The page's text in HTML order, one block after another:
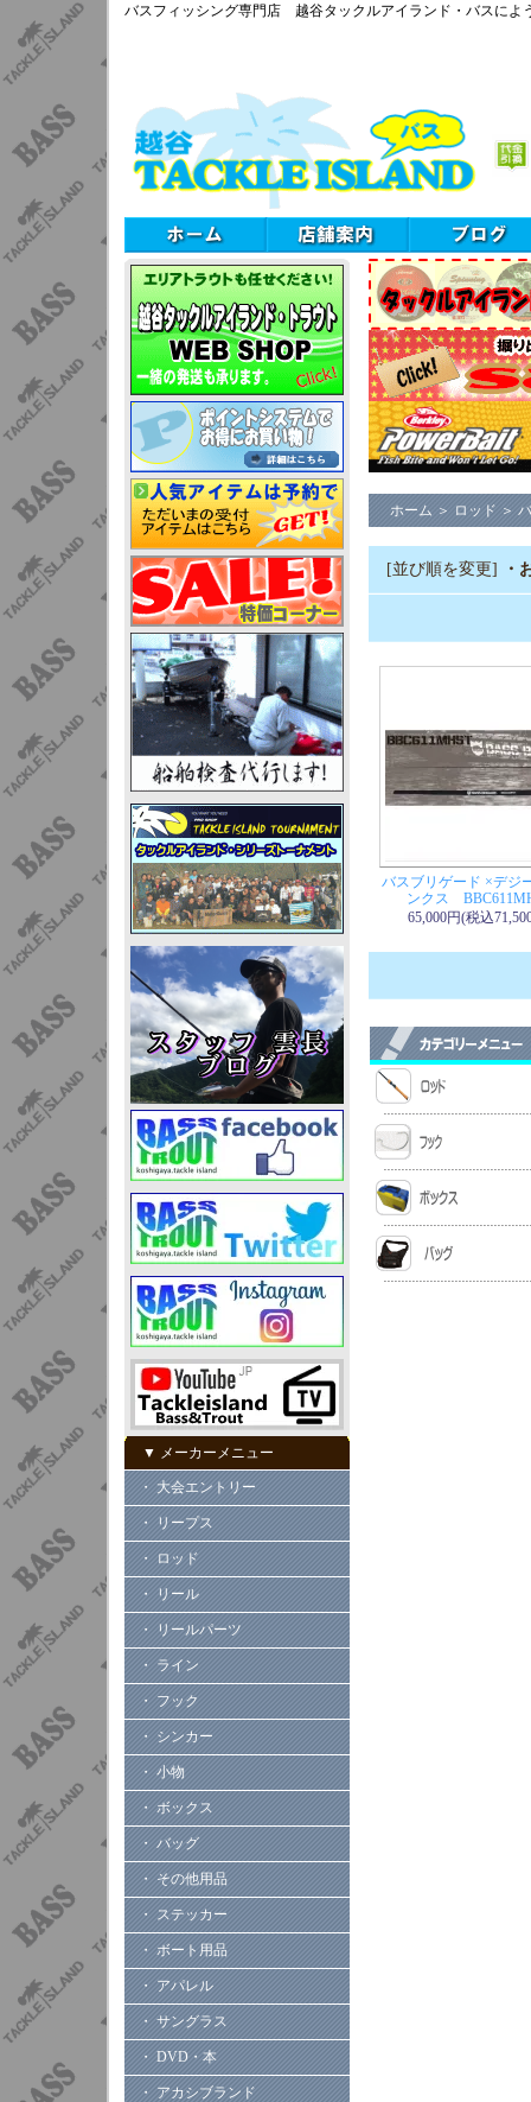
バスフィッシング専門店 越谷タックルアイランド・バスによ
▼ メーカーメニュー
・ 大会エントリー
・ リープス
・ ロッド
・ リール
・ リールパーツ
・ ライン
・ フック
・ シンカー
・ 小物
・ ボックス
・ バッグ
・ その他用品
・ ステッカー
・ ボート用品
・ アパレル
・ サングラス
・ DVD・本
・ アカシブランド
ホーム ＞ ロッド ＞
[並び順を変更] ・
バスブリゲード ×デジ
ンクス
65,000円(税込